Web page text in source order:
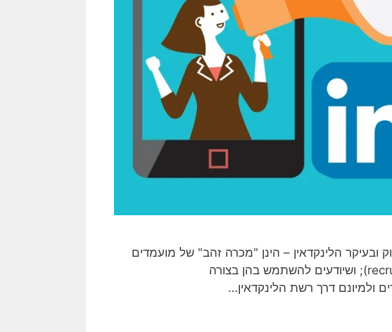
הלינקדאין – הינן "מכרה זהב" של מועמדים
עבור ארגונים שמבקשים לגייס עובדים (recruitment); ושיודעים להשתמש בהן בצורה
ולמיונם דרך רשת הלינקדאין…